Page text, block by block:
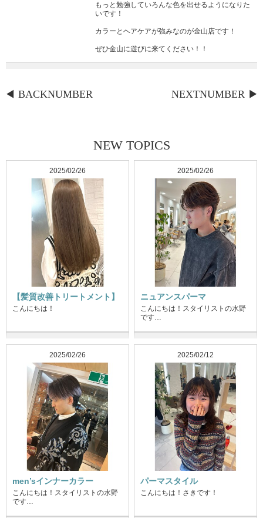
もっと勉強していろんな色を出せるようになりた
いです！
カラーとヘアケアが強みなのが金山店です！
ぜひ金山に遊びに来てください！！
NEXTNUMBER
BACKNUMBER
NEW TOPICS
2025/02/26
【髪質改善トリートメント】
こんにちは！
2025/02/26
ニュアンスパーマ
こんにちは！スタイリストの水野
です…
2025/02/26
men’sインナーカラー
こんにちは！スタイリストの水野
です…
2025/02/12
パーマスタイル
こんにちは！さきです！